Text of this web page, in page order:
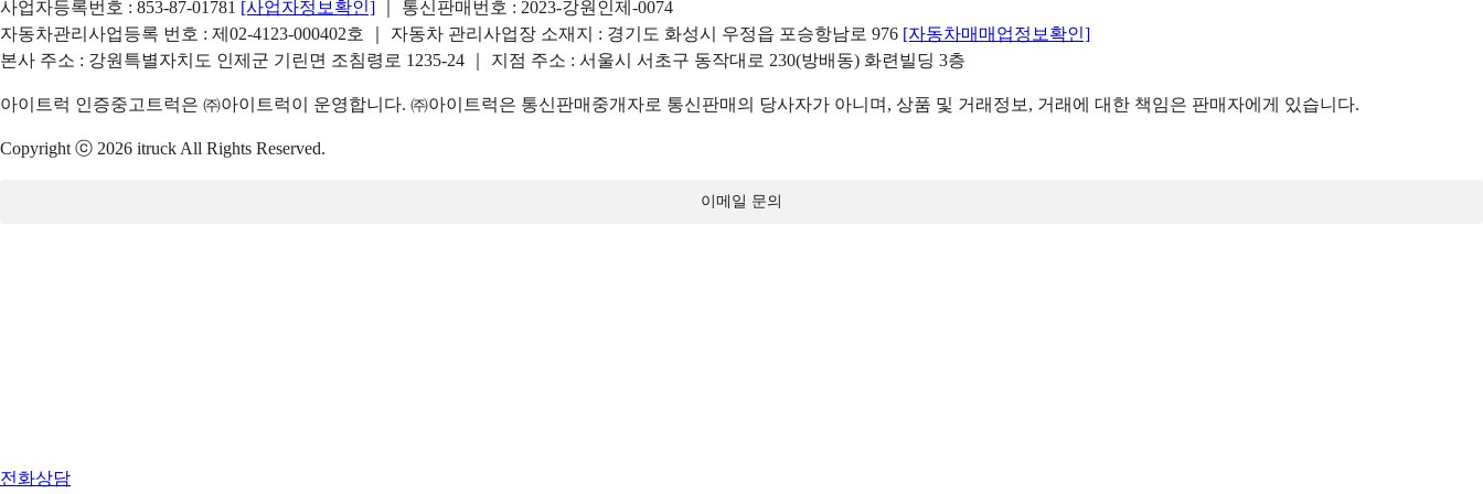
사업자등록번호 : 853-87-01781 [사업자정보확인]
｜ 통신판매번호 : 2023-강원인제-0074
자동차관리사업등록 번호 : 제02-4123-000402호 ｜ 자동차 관리사업장 소재지 : 경기도 화성시 우정읍 포승항남로 976 [자동차매매업정보확인]
본사 주소 : 강원특별자치도 인제군 기린면 조침령로 1235-24 ｜ 지점 주소 : 서울시 서초구 동작대로 230(방배동) 화련빌딩 3층
아이트럭 인증중고트럭은 ㈜아이트럭이 운영합니다. ㈜아이트럭은 통신판매중개자로 통신판매의 당사자가 아니며, 상품 및 거래정보, 거래에 대한 책임은 판매자에게 있습니다.
Copyright ⓒ 2026 itruck All Rights Reserved.
이메일 문의
전화상담